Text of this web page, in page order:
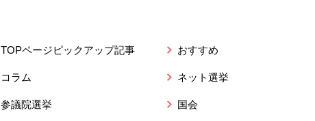
TOPページピックアップ記事 おすすめ
コラム ネット選挙
参議院選挙 国会